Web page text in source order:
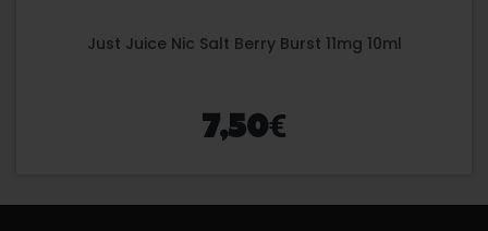
Just Juice Nic Salt Berry Burst 11mg 10ml
7,50€